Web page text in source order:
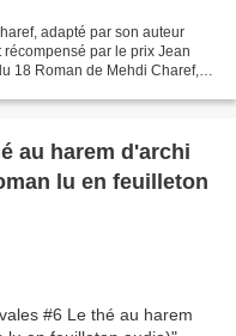
adapté par son auteur
par le prix Jean
18 Roman de Mehdi Charef,
au harem d'archi
lu en feuilleton